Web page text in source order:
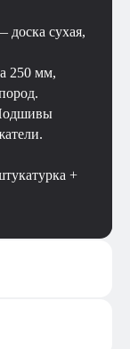
доска сухая,
250 мм,
+